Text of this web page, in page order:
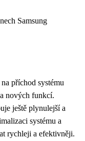
Samsung
příchod systému
nových funkcí.
ještě plynulejší a
systému a
rychleji a efektivněji.